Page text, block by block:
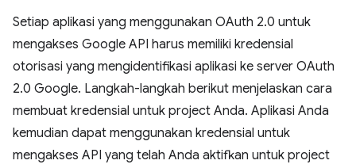
Setiap aplikasi yang menggunakan OAuth 2.0 untuk
mengakses Google API harus memiliki kredensial
otorisasi yang mengidentifikasi aplikasi ke server OAuth
2.0 Google. Langkah-langkah berikut menjelaskan cara
membuat kredensial untuk project Anda. Aplikasi Anda
kemudian dapat menggunakan kredensial untuk
mengakses API yang telah Anda aktifkan untuk project